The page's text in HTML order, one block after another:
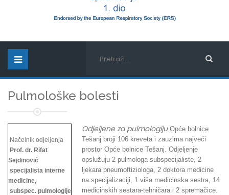
Pulmološke bolesti
Načelnik odjeljenja
Prof. dr. Rifat
Sejdinović
specijalista interne
medicine,
subspec. pulmologije
Odjeljene za pulmologijuOpće bolnice
Tešanj broji 106 kreveta i zauzima najveći
prostor Opće bolnice Tešanj. Odjeljenje
opslužuju 2 pulmologa subspecijaliste, 2
ljekara pneumoftiziologa, 2 doktora medicine
na specijalizaciji, 1 viša medicinska sestra, 14
medicinskih sestara-tehničara i 2 spremačice.